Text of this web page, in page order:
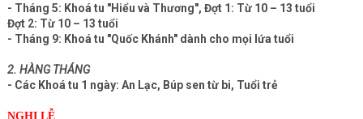
- Tháng 5: Khoá tu "Hiểu và Thương", Đợt 1: Từ 10 – 13 tuổi
Đợt 2: Từ 10 – 13 tuổi
- Tháng 9: Khoá tu "Quốc Khánh" dành cho mọi lứa tuổi
2. HÀNG THÁNG
- Các Khoá tu 1 ngày: An Lạc, Búp sen từ bi, Tuổi trẻ
NGHI LỄ